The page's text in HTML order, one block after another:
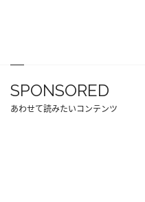
SPONSORED
あわせて読みたいコンテンツ